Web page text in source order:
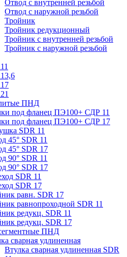
Отвод с внутренней резьбой
Отвод с наружной резьбой
Тройник
Тройник редукционный
Тройник с внутренней резьбой
Тройник с наружной резьбой
ПНД
под фланец ПЭ100+ СДР 11
под фланец ПЭ100+ СДР 17
SDR 11
45° SDR 11
45° SDR 17
90° SDR 11
90° SDR 17
SDR 11
SDR 17
равн. SDR 17
равнопроходной SDR 11
редукц. SDR 11
редукц. SDR 17
ПНД
сварная удлиненная
Втулка сварная удлиненная SDR